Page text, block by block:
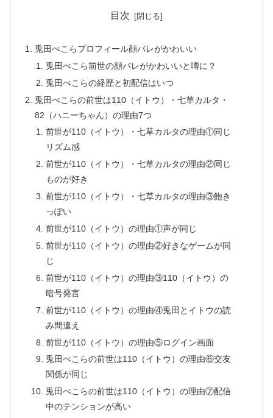
目次
兎田ぺこらプロフィール顔バレがかわいい
兎田ぺこら前世の顔バレがかわいいと噂に？
兎田ぺこらの経歴と初配信はいつ
兎田ぺこらの前世は110（イトウ）・七草カルタ・
82（ハニーちゃん）の理由7つ
前世が110（イトウ）・七草カルタの理由①同じ
リズム感
前世が110（イトウ）・七草カルタの理由②同じ
ものが好き
前世が110（イトウ）・七草カルタの理由③飽き
っぽい
前世が110（イトウ）の理由①声が同じ
前世が110（イトウ）の理由②好きなゲームが同
じ
前世が110（イトウ）の理由③110（イトウ）の
暗号発言
前世が110（イトウ）の理由④兎田とイトウの読
み間違え
前世が110（イトウ）の理由⑤ログイン画面
兎田ぺこらの前世は110（イトウ）の理由⑥交友
関係が同じ
兎田ぺこらの前世は110（イトウ）の理由⑦配信
中のテンションが高い